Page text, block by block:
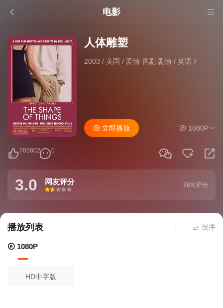
电影
人体雕塑
2003 / 美国 / 爱情 喜剧 剧情/ 英语
705802 0
立即播放 1080P
3.0 网友评分
很差
较差还行推荐力荐
38次评分
播放列表 当前资源来源
倒序
1080P
HD中字版